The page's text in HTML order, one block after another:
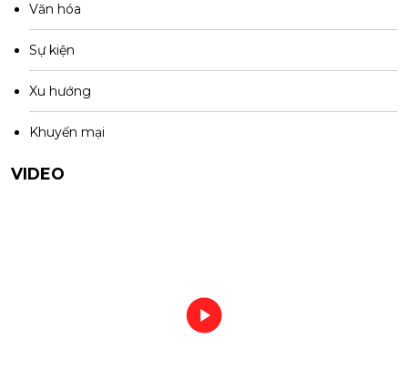
Văn hóa
Sự kiện
Xu hướng
Khuyến mại
VIDEO